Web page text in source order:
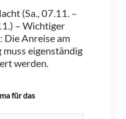
(Sa., 07.11. –
– Wichtiger
Die Anreise am
muss eigenständig
werden.⁠
für das